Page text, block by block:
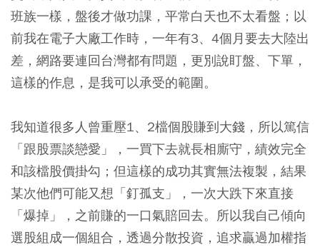
班族一樣，盤後才做功課，平常白天也不太看盤；以
前我在電子大廠工作時，一年有3、4個月要去大陸出
差，網路要連回台灣都有問題，更別說盯盤、下單，
這樣的作息，是我可以承受的範圍。
我知道很多人曾重壓1、2檔個股賺到大錢，所以篤信
「跟股票談戀愛」，一買下去就長相廝守，績效完全
和該檔股價掛勾；但這樣的成功其實無法複製，結果
某次他們可能又想「釘孤支」，一次大跌下來直接
「爆掉」，之前賺的一口氣賠回去。所以我自己傾向
選股組成一個組合，透過分散投資，追求贏過加權指